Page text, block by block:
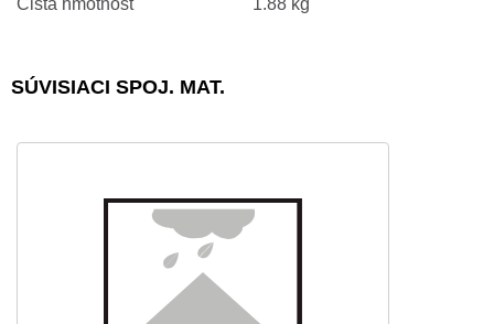
Čistá hmotnosť
1.88 kg
SÚVISIACI SPOJ. MAT.